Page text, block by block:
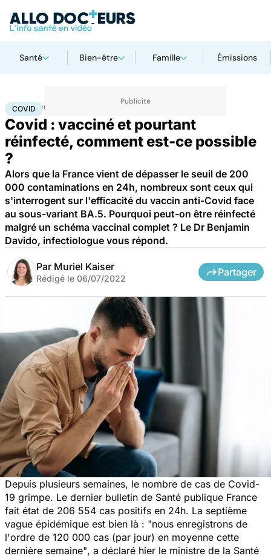
Santé Bien-être Famille Émissions
Accueil Santé Maladies infectieuses
COVID
Covid : vacciné et pourtant
réinfecté, comment est-ce possible
?
Alors que la France vient de dépasser le seuil de 200
000 contaminations en 24h, nombreux sont ceux qui
s'interrogent sur l'efficacité du vaccin anti-Covid face
au sous-variant BA.5. Pourquoi peut-on être réinfecté
malgré un schéma vaccinal complet ? Le Dr Benjamin
Davido, infectiologue vous répond.
Par Muriel Kaiser
Rédigé le 06/07/2022
Partager
Depuis plusieurs semaines, le nombre de cas de Covid-
19 grimpe. Le dernier bulletin de Santé publique France
fait état de 206 554 cas positifs en 24h. La septième
vague épidémique est bien là : "nous enregistrons de
l'ordre de 120 000 cas (par jour) en moyenne cette
dernière semaine", a déclaré hier le ministre de la Santé